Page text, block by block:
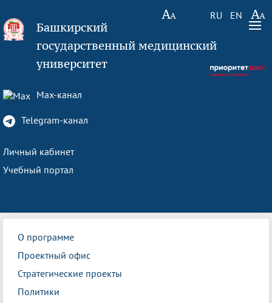
RU EN
Башкирский
государственный медицинский
университет
Max-канал
Telegram-канал
Личный кабинет
Учебный портал
О программе
Проектный офис
Стратегические проекты
Политики